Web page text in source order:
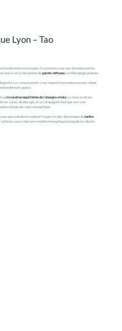
Lyon – Tao
enracinante. Il commence par une attention portée
précis et la stimulation depoints réflexes, la réflexologie prépare
Les mouvements s’enchaînent harmonieusement, reliant
apaisé.
lacirculation équilibrée de l’énergie vitale. Le futur praticien
les zones de blocage, et accompagner l’énergie vers une
élargie du corps énergétique.
qui souhaitent explorer l’aspect le plus dynamique dutantra
pour créer une montée énergétique le long de la colonne